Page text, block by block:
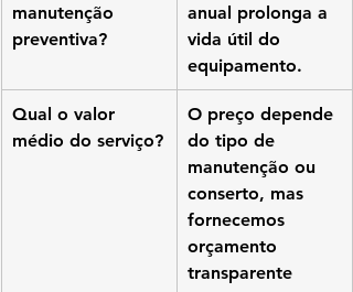
manutenção
preventiva?
anual prolonga a
vida útil do
equipamento.
Qual o valor
médio do serviço?
O preço depende
do tipo de
manutenção ou
conserto, mas
fornecemos
orçamento
transparente